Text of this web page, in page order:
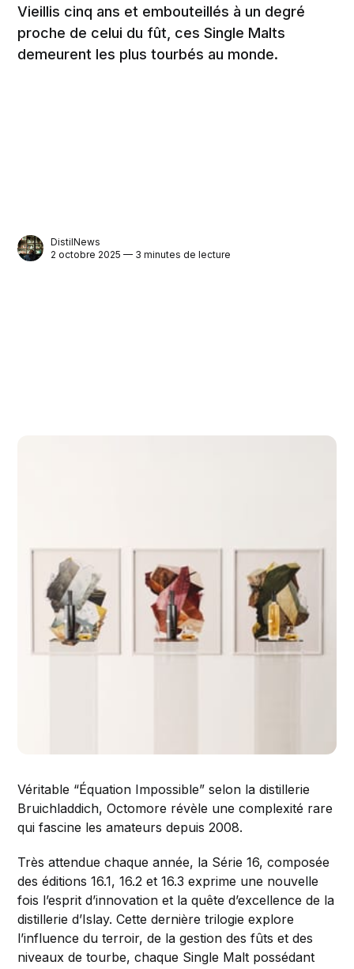
Vieillis cinq ans et embouteillés à un degré
proche de celui du fût, ces Single Malts
demeurent les plus tourbés au monde.
DistilNews
2 octobre 2025 — 3 minutes de lecture
Véritable “Équation Impossible” selon la distillerie
Bruichladdich, Octomore révèle une complexité rare
qui fascine les amateurs depuis 2008.
Très attendue chaque année, la Série 16, composée
des éditions 16.1, 16.2 et 16.3 exprime une nouvelle
fois l’esprit d’innovation et la quête d’excellence de la
distillerie d’Islay. Cette dernière trilogie explore
l’influence du terroir, de la gestion des fûts et des
niveaux de tourbe, chaque Single Malt possédant